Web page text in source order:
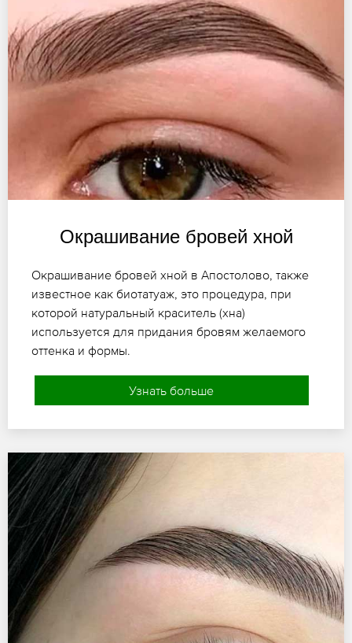
Окрашивание бровей хной
Окрашивание бровей хной в Апостолово, также
известное как биотатуаж, это процедура, при
которой натуральный краситель (хна)
используется для придания бровям желаемого
оттенка и формы.
Узнать больше